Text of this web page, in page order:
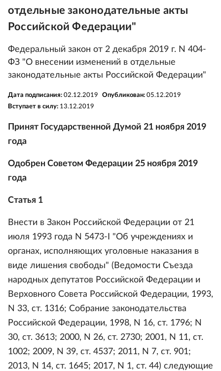
отдельные законодательные акты
Российской Федерации"
Федеральный закон от 2 декабря 2019 г. N 404-
ФЗ "О внесении изменений в отдельные
законодательные акты Российской Федерации"
Дата подписания: 02.12.2019 Опубликован: 05.12.2019
Вступает в силу: 13.12.2019
Принят Государственной Думой 21 ноября 2019
года
Одобрен Советом Федерации 25 ноября 2019
года
Статья 1
Внести в Закон Российской Федерации от 21
июля 1993 года N 5473-I "Об учреждениях и
органах, исполняющих уголовные наказания в
виде лишения свободы" (Ведомости Съезда
народных депутатов Российской Федерации и
Верховного Совета Российской Федерации, 1993,
N 33, ст. 1316; Собрание законодательства
Российской Федерации, 1998, N 16, ст. 1796; N
30, ст. 3613; 2000, N 26, ст. 2730; 2001, N 11, ст.
1002; 2009, N 39, ст. 4537; 2011, N 7, ст. 901;
2013, N 14, ст. 1645; 2017, N 1, ст. 44) следующие